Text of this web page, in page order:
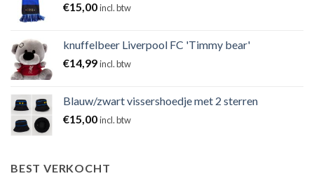
€15,00incl. btw
knuffelbeer Liverpool FC 'Timmy bear'
€14,99incl. btw
Blauw/zwart vissershoedje met 2 sterren
€15,00incl. btw
BEST VERKOCHT